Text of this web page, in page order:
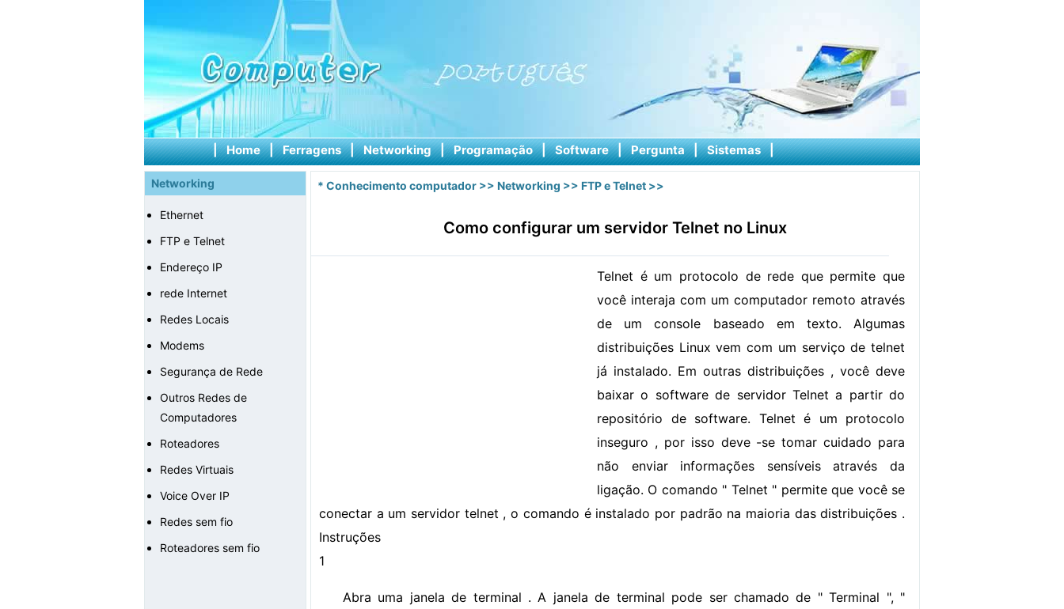
| Home | Ferragens | Networking | Programação | Software | Pergunta | Sistemas |
Networking
Ethernet
FTP e Telnet
Endereço IP
rede Internet
Redes Locais
Modems
Segurança de Rede
Outros Redes de
Computadores
Roteadores
Redes Virtuais
Voice Over IP
Redes sem fio
Roteadores sem fio
* Conhecimento computador >> Networking >> FTP e Telnet >>
Como configurar um servidor Telnet no Linux
Telnet é um protocolo de rede que permite que
você interaja com um computador remoto através
de um console baseado em texto. Algumas
distribuições Linux vem com um serviço de telnet
já instalado. Em outras distribuições , você deve
baixar o software de servidor Telnet a partir do
repositório de software. Telnet é um protocolo
inseguro , por isso deve -se tomar cuidado para
não enviar informações sensíveis através da
ligação. O comando " Telnet " permite que você se
conectar a um servidor telnet , o comando é instalado por padrão na maioria das distribuições .
Instruções
1
Abra uma janela de terminal . A janela de terminal pode ser chamado de " Terminal ", "